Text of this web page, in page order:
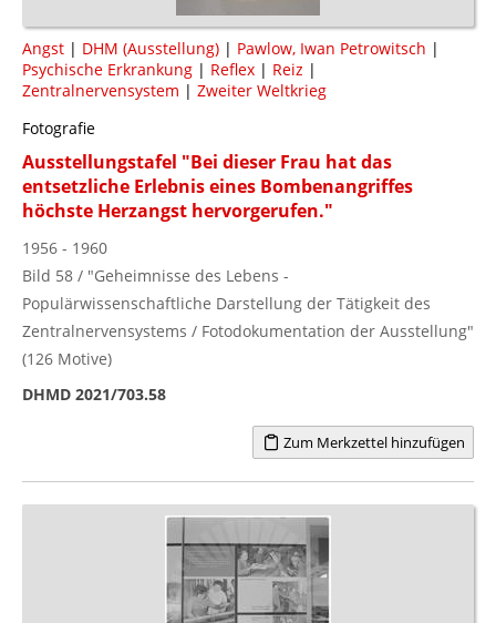
Angst | DHM (Ausstellung) | Pawlow, Iwan Petrowitsch |
Psychische Erkrankung | Reflex | Reiz |
Zentralnervensystem | Zweiter Weltkrieg
Fotografie
Ausstellungstafel "Bei dieser Frau hat das
entsetzliche Erlebnis eines Bombenangriffes
höchste Herzangst hervorgerufen."
1956 - 1960
Bild 58 / "Geheimnisse des Lebens -
Populärwissenschaftliche Darstellung der Tätigkeit des
Zentralnervensystems / Fotodokumentation der Ausstellung"
(126 Motive)
DHMD 2021/703.58
Zum Merkzettel hinzufügen